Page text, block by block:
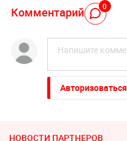
Комментарий 0
Авторизоваться
НОВОСТИ ПАРТНЕРОВ